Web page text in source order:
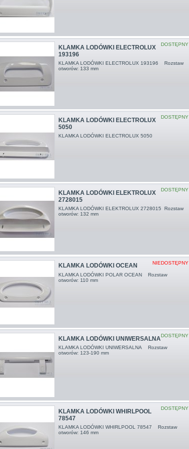
DOSTĘPNY
KLAMKA LODÓWKI ELECTROLUX
193196
KLAMKA LODÓWKI ELECTROLUX 193196 Rozstaw
otworów: 133 mm
DOSTĘPNY
KLAMKA LODÓWKI ELECTROLUX
5050
KLAMKA LODÓWKI ELECTROLUX 5050
DOSTĘPNY
KLAMKA LODÓWKI ELEKTROLUX
2728015
KLAMKA LODÓWKI ELEKTROLUX 2728015 Rozstaw
otworów: 132 mm
NIEDOSTĘPNY
KLAMKA LODÓWKI OCEAN
KLAMKA LODÓWKI POLAR OCEAN Rozstaw
otworów: 110 mm
DOSTĘPNY
KLAMKA LODÓWKI UNIWERSALNA
KLAMKA LODÓWKI UNIWERSALNA Rozstaw
otworów: 123-190 mm
DOSTĘPNY
KLAMKA LODÓWKI WHIRLPOOL
78547
KLAMKA LODÓWKI WHIRLPOOL 78547 Rozstaw
otworów: 146 mm